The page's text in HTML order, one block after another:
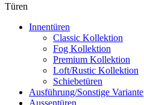
Türen
Innentüren
Classic Kollektion
Fog Kollektion
Premium Kollektion
Loft/Rustic Kollektion
Schiebetüren
Ausführung/Sonstige Variante
Aussentüren